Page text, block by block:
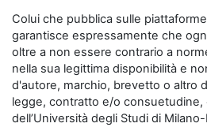
Colui che pubblica sulle
garantisce espressamente che
oltre a non essere contrario a
nella sua legittima disponibilità e
d'autore, marchio, brevetto o altro
legge, contratto e/o consuetudine,
dell’Università degli Studi di